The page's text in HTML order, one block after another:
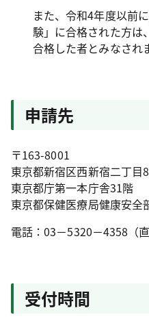
また、令和4年度以前
験」に合格された方は
合格した者とみなされ
申請先
〒163-8001
東京都新宿区西新宿二丁目
東京都庁第一本庁舎31階
東京都保健医療局健康安全
電話：03－5320－4358（直
受付時間